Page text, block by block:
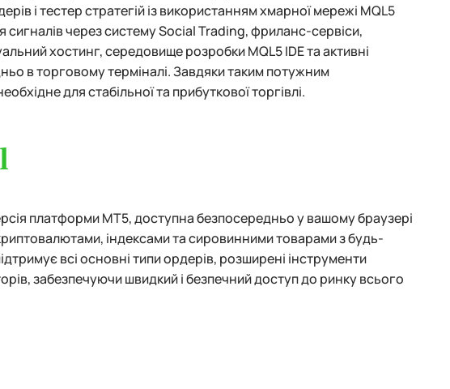
і тестер стратегій із використанням хмарної мережі MQL5
через систему Social Trading, фриланс-сервіси,
хостинг, середовище розробки MQL5 IDE та активні
в торговому терміналі. Завдяки таким потужним
для стабільної та прибуткової торгівлі.
платформи MT5, доступна безпосередньо у вашому браузері
індексами та сировинними товарами з будь-
всі основні типи ордерів, розширені інструменти
забезпечуючи швидкий і безпечний доступ до ринку всього